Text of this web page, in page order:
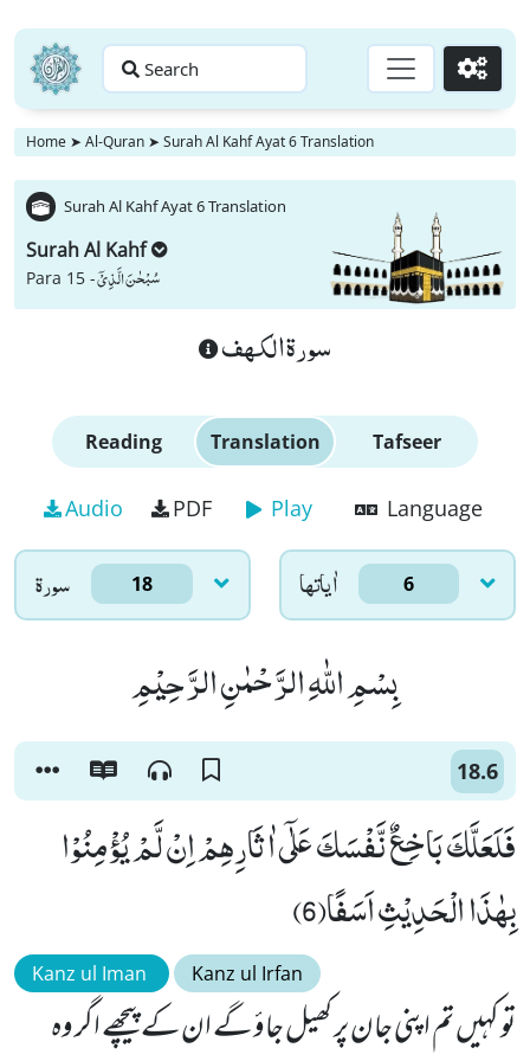
Search Go
Home ➤ Al-Quran ➤ Surah Al Kahf Ayat 6 Translation
Surah Al Kahf Ayat 6 Translation
Surah Al Kahf
Para 15 -سُبْحٰنَ الَّذِیْۤ
سورة الكهف
Reading Translation Tafseer
Audio PDF Play Language
سورۃ 18 اٰياتها 6
بِسْمِ اللّٰهِ الرَّحْمٰنِ الرَّحِیْمِ
18.6
فَلَعَلَّكَ بَاخِعٌ نَّفْسَكَ عَلٰۤى اٰثَارِهِمْ اِنْ لَّمْ یُؤْمِنُوْا
بِهٰذَا الْحَدِیْثِ اَسَفًا(6)
Kanz ul Iman Kanz ul Irfan
تو کہیں تم اپنی جان پر کھیل جاؤ گے ان کے پیچھے اگر وہ